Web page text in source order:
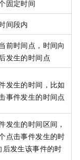
固定时间
间段内
前时间点，时间向
发生的时间点
发生的时间，比如
事件发生的时间点
发生的时间区间，
点击事件发生的时
后发生该事件的时